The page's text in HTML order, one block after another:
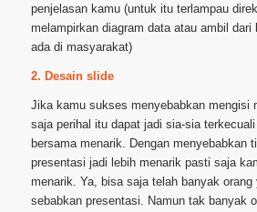
penjelasan kamu (untuk itu terlampau
melampirkan diagram data atau ambil dari
ada di masyarakat)
2. Desain slide
Jika kamu sukses menyebabkan mengisi
saja perihal itu dapat jadi sia-sia
bersama menarik. Dengan menyebabkan
presentasi jadi lebih menarik pasti saja
menarik. Ya, bisa saja telah banyak orang
sebabkan presentasi. Namun tak banyak